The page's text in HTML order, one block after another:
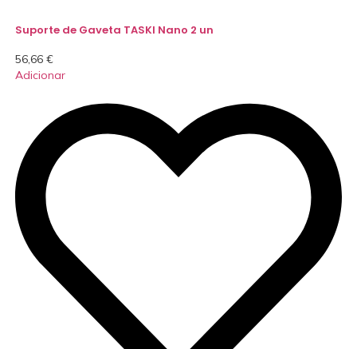
Suporte de Gaveta TASKI Nano 2 un
56,66 €
Adicionar